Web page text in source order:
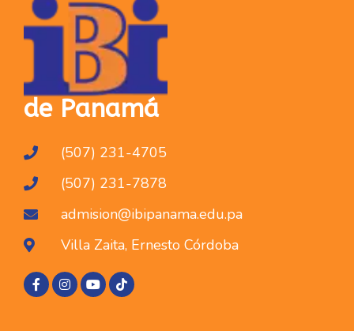
de Panamá
(507) 231-4705
(507) 231-7878
admision@ibipanama.edu.pa
Villa Zaita, Ernesto Córdoba